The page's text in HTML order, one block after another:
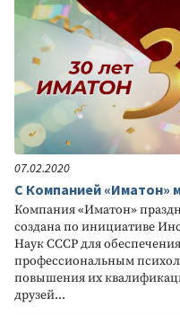
07.02.2020
С Компанией «Иматон»
Компания «Иматон»
создана по инициативе
Наук СССР для
профессиональным
повышения их
друзей...